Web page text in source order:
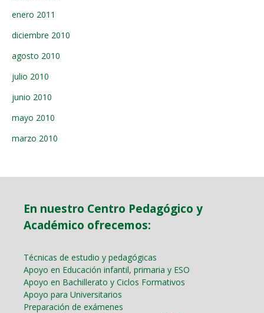
enero 2011
diciembre 2010
agosto 2010
julio 2010
junio 2010
mayo 2010
marzo 2010
En nuestro Centro Pedagógico y
Académico ofrecemos:
Técnicas de estudio y pedagógicas
Apoyo en Educación infantil, primaria y ESO
Apoyo en Bachillerato y Ciclos Formativos
Apoyo para Universitarios
Preparación de exámenes